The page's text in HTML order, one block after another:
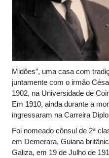
Midões”, uma casa com
juntamente com o irmão
1902, na Universidade de
Em 1910, ainda durante a
ingressaram na Carreira
Foi nomeado cônsul de 2ª
em Demerara, Guiana
Galiza, em 19 de Julho de